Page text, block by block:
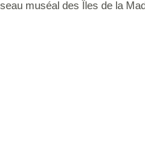
muséal des Îles de la